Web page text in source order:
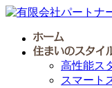
高性能ス
スマート